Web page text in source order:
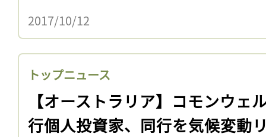
2017/10/12
トップニュース
【オーストラリア】コモンウェ
行個人投資家、同行を気候変動